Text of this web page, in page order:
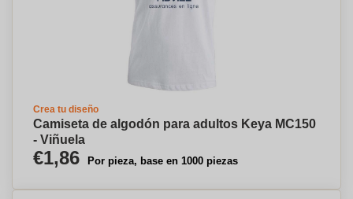
Crea tu diseño
Camiseta de algodón para adultos Keya MC150
- Viñuela
€1,86 Por pieza, base en 1000 piezas